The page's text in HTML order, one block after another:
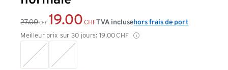
27.00 CHF 19.00 CHF
Meilleur prix sur 30 jours: 19.00CHF
TVA inclusehors frais de port